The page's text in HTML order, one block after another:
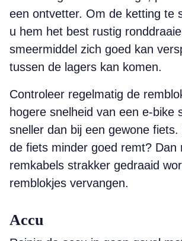
een ontvetter. Om de ketting te
u hem het best rustig
smeermiddel zich goed kan
tussen de lagers kan komen.
Controleer regelmatig de
hogere snelheid van een e-bike
sneller dan bij een gewone
de fiets minder goed remt? Dan
remkabels strakker gedraaid
remblokjes vervangen.
Accu